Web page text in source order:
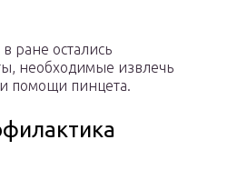
ране остались
необходимые извлечь
помощи пинцета.